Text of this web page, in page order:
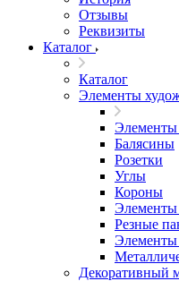
Отзывы
Реквизиты
Каталог
Каталог
Элементы
Элементы
Балясины
Розетки
Углы
Короны
Элементы
Резные
Элементы
Декоративный